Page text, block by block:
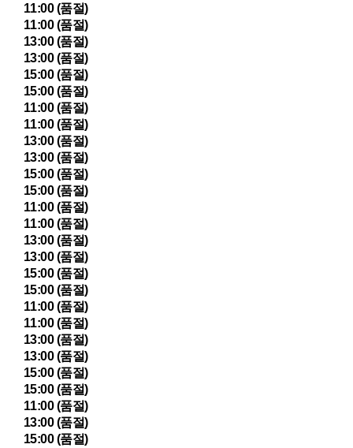
11:00 (품절)
11:00 (품절)
13:00 (품절)
13:00 (품절)
15:00 (품절)
15:00 (품절)
11:00 (품절)
11:00 (품절)
13:00 (품절)
13:00 (품절)
15:00 (품절)
15:00 (품절)
11:00 (품절)
11:00 (품절)
13:00 (품절)
13:00 (품절)
15:00 (품절)
15:00 (품절)
11:00 (품절)
11:00 (품절)
13:00 (품절)
13:00 (품절)
15:00 (품절)
15:00 (품절)
11:00 (품절)
13:00 (품절)
15:00 (품절)